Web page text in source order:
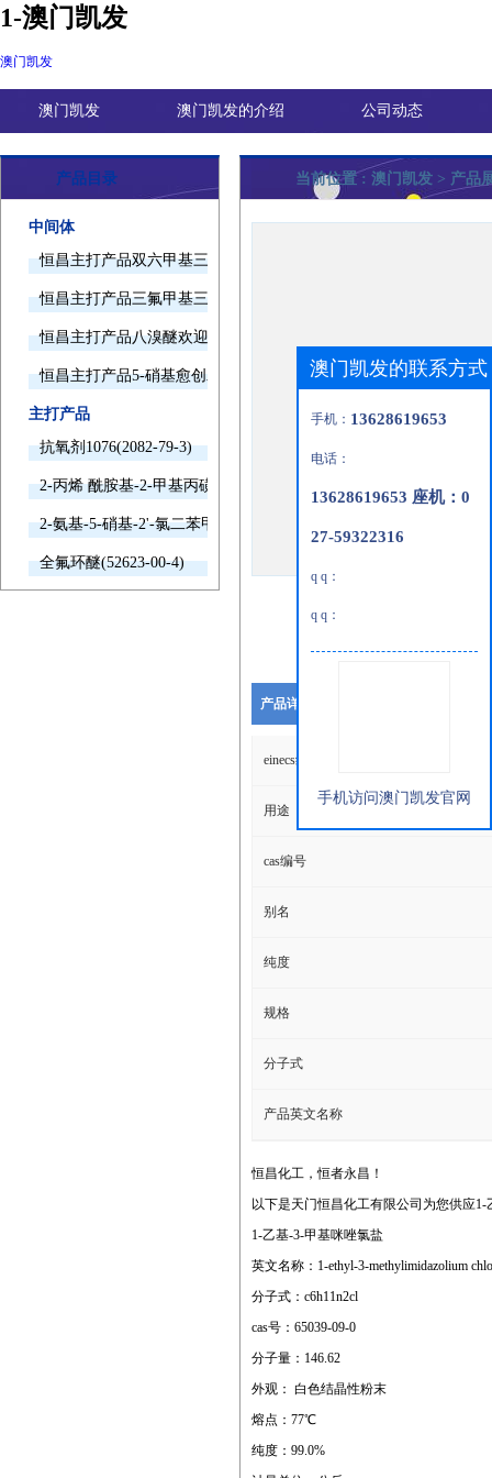
1-澳门凯发
澳门凯发
澳门凯发 澳门凯发的介绍 公司动态
产品目录
中间体
恒昌主打产品双六甲基三胺欢迎询价
恒昌主打产品三氟甲基三甲基硅烷欢迎询价
恒昌主打产品八溴醚欢迎询价
恒昌主打产品5-硝基愈创木酚钠欢迎询价
主打产品
抗氧剂1076(2082-79-3)
2-丙烯 酰胺基-2-甲基丙磺酸(15214-89-8)
2-氨基-5-硝基-2'-氯二苯甲酮(2011-66-7)
全氟环醚(52623-00-4)
当前位置 : 澳门凯发 > 产品
产品详细说明
einecs编号
用途
cas编号
别名
纯度
规格
分子式
产品英文名称
恒昌化工，恒者永昌！
以下是天门恒昌化工有限公司为您供应
1-乙基-3-甲基咪唑氯盐
英文名称：1-ethyl-3-methylimidazolium
分子式：c6h11n2cl
cas号：65039-09-0
分子量：146.62
外观： 白色结晶性粉末
熔点：77℃
纯度：99.0%
澳门凯发的联系方式
手机： 13628619653
电话：
13628619653 座机：0
27-59322316
q q：
q q：
手机访问澳门凯发官网